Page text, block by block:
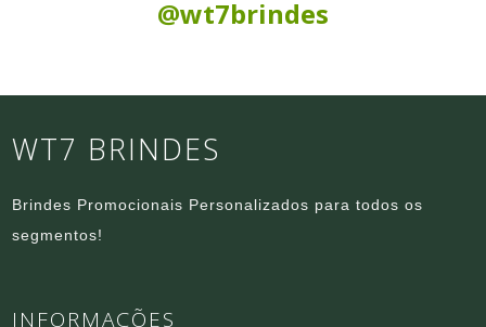
@wt7brindes
WT7 BRINDES
Brindes Promocionais Personalizados para todos os
segmentos!
INFORMAÇÕES